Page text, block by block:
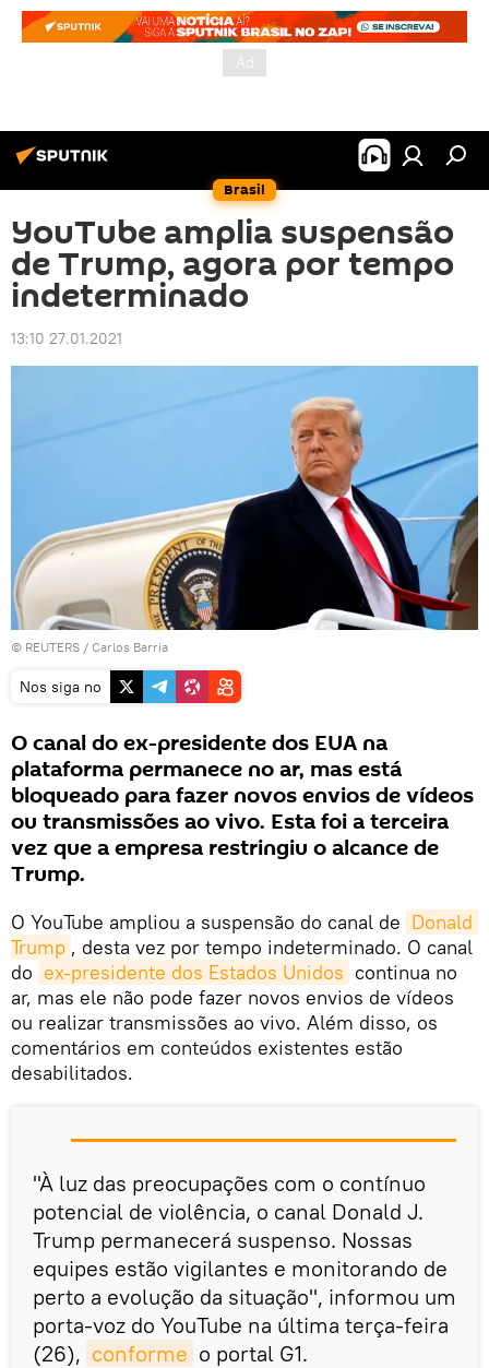
Brasil
YouTube amplia suspensão
de Trump, agora por tempo
indeterminado
13:10 27.01.2021
© REUTERS / Carlos Barria
Nos siga no
O canal do ex-presidente dos EUA na
plataforma permanece no ar, mas está
bloqueado para fazer novos envios de vídeos
ou transmissões ao vivo. Esta foi a terceira
vez que a empresa restringiu o alcance de
Trump.
O YouTube ampliou a suspensão do canal de Donald
Trump , desta vez por tempo indeterminado. O canal
do ex-presidente dos Estados Unidos continua no
ar, mas ele não pode fazer novos envios de vídeos
ou realizar transmissões ao vivo. Além disso, os
comentários em conteúdos existentes estão
desabilitados.
"À luz das preocupações com o contínuo
potencial de violência, o canal Donald J.
Trump permanecerá suspenso. Nossas
equipes estão vigilantes e monitorando de
perto a evolução da situação", informou um
porta-voz do YouTube na última terça-feira
(26), conforme o portal G1.